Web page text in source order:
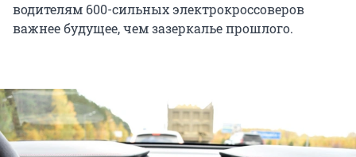
водителям 600-сильных электрокроссоверов
важнее будущее, чем зазеркалье прошлого.